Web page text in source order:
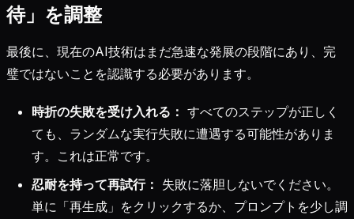
待」を調整
最後に、現在のAI技術はまだ急速な発展の段階にあり、完
璧ではないことを認識する必要があります。
時折の失敗を受け入れる： すべてのステップが正しく
ても、ランダムな実行失敗に遭遇する可能性がありま
す。これは正常です。
忍耐を持って再試行： 失敗に落胆しないでください。
単に「再生成」をクリックするか、プロンプトを少し調